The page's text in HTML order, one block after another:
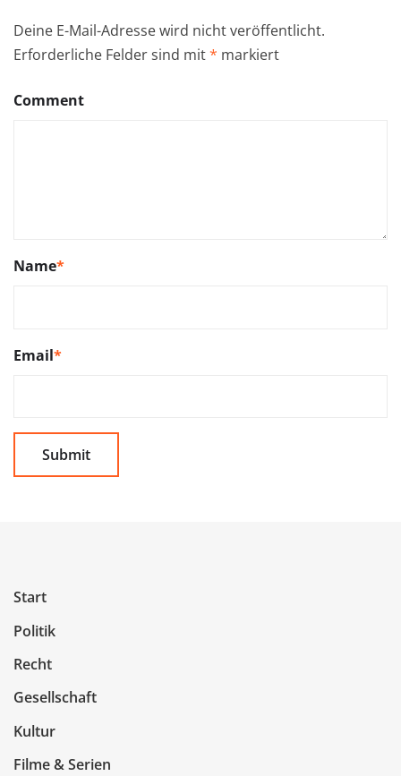
Deine E-Mail-Adresse wird nicht veröffentlicht.
Erforderliche Felder sind mit* markiert
Comment
Name*
Email*
Start
Politik
Recht
Gesellschaft
Kultur
Filme & Serien